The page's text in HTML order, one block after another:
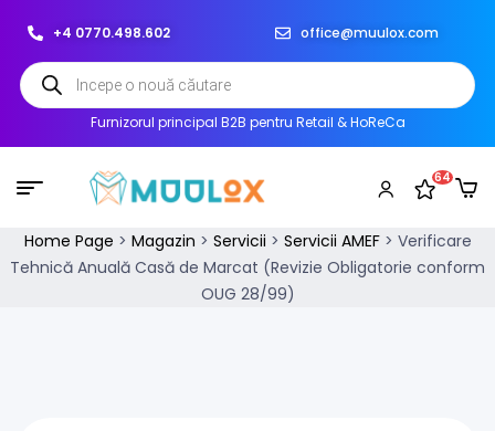
+4 0770.498.602 office@muulox.com
Furnizorul principal B2B pentru Retail & HoReCa
64
Home Page > Magazin > Servicii > Servicii AMEF> Verificare
Tehnică Anuală Casă de Marcat (Revizie Obligatorie conform
OUG 28/99)